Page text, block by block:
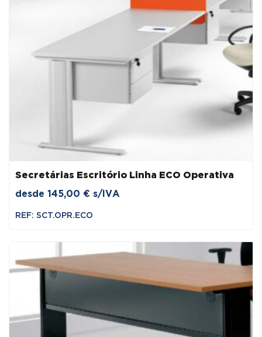
Secretárias Escritório Linha ECO Operativa
desde 145,00 € s/IVA
REF: SCT.OPR.ECO